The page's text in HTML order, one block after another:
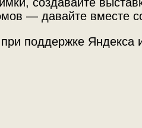
— давайте вместе
поддержке Яндекса
клоун Леонид Енгибаров»